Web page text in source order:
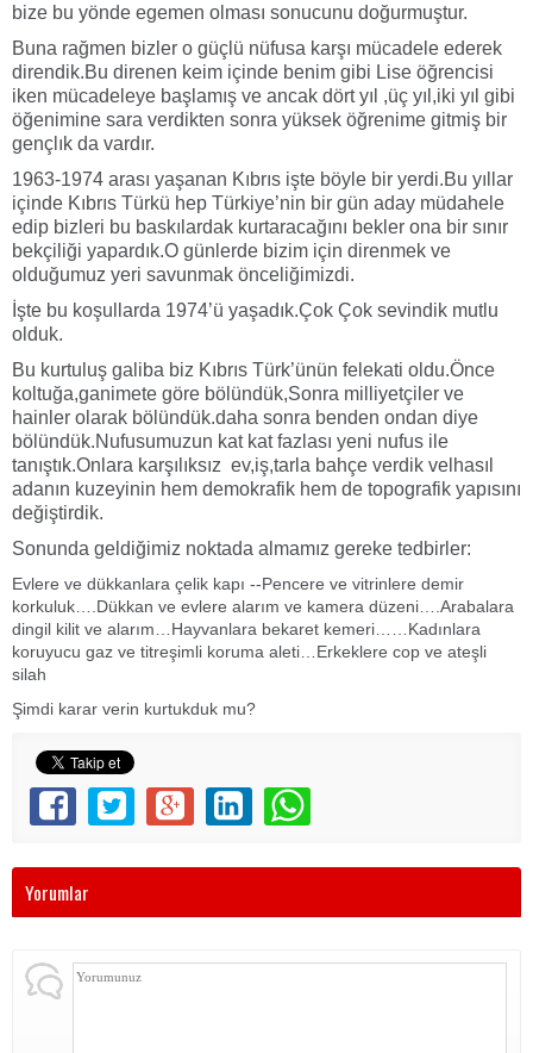
bize bu yönde egemen olması sonucunu doğurmuştur.
Buna rağmen bizler o güçlü nüfusa karşı mücadele ederek
direndik.Bu direnen keim içinde benim gibi Lise öğrencisi
iken mücadeleye başlamış ve ancak dört yıl ,üç yıl,iki yıl gibi
öğenimine sara verdikten sonra yüksek öğrenime gitmiş bir
gençlık da vardır.
1963-1974 arası yaşanan Kıbrıs işte böyle bir yerdi.Bu yıllar
içinde Kıbrıs Türkü hep Türkiye’nin bir gün aday müdahele
edip bizleri bu baskılardak kurtaracağını bekler ona bir sınır
bekçiliği yapardık.O günlerde bizim için direnmek ve
olduğumuz yeri savunmak önceliğimizdi.
İşte bu koşullarda 1974’ü yaşadık.Çok Çok sevindik mutlu
olduk.
Bu kurtuluş galiba biz Kıbrıs Türk’ünün felekati oldu.Önce
koltuğa,ganimete göre bölündük,Sonra milliyetçiler ve
hainler olarak bölündük.daha sonra benden ondan diye
bölündük.Nufusumuzun kat kat fazlası yeni nufus ile
tanıştık.Onlara karşılıksız ev,iş,tarla bahçe verdik velhasıl
adanın kuzeyinin hem demokrafik hem de topografik yapısını
değiştirdik.
Sonunda geldiğimiz noktada almamız gereke tedbirler:
Evlere ve dükkanlara çelik kapı --Pencere ve vitrinlere demir
korkuluk….Dükkan ve evlere alarım ve kamera düzeni….Arabalara
dingil kilit ve alarım…Hayvanlara bekaret kemeri……Kadınlara
koruyucu gaz ve titreşimli koruma aleti…Erkeklere cop ve ateşli
silah
Şimdi karar verin kurtukduk mu?
Yorumlar